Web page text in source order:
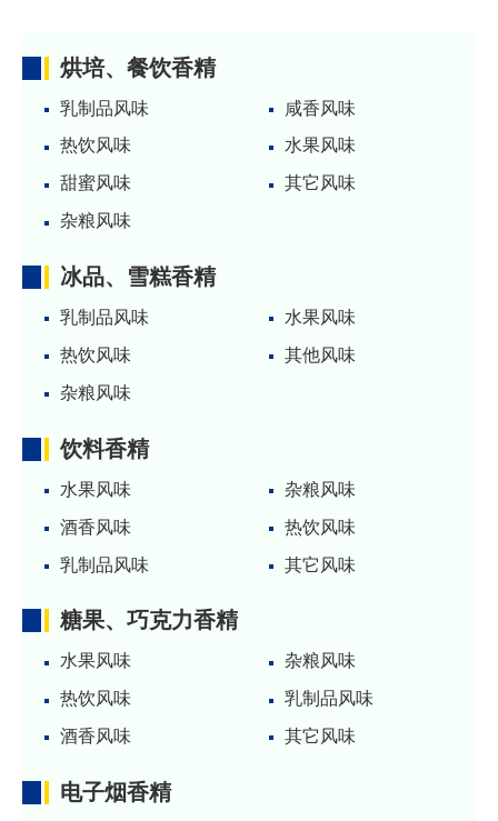
烘培、餐饮香精
乳制品风味
咸香风味
热饮风味
水果风味
甜蜜风味
其它风味
杂粮风味
冰品、雪糕香精
乳制品风味
水果风味
热饮风味
其他风味
杂粮风味
饮料香精
水果风味
杂粮风味
酒香风味
热饮风味
乳制品风味
其它风味
糖果、巧克力香精
水果风味
杂粮风味
热饮风味
乳制品风味
酒香风味
其它风味
电子烟香精